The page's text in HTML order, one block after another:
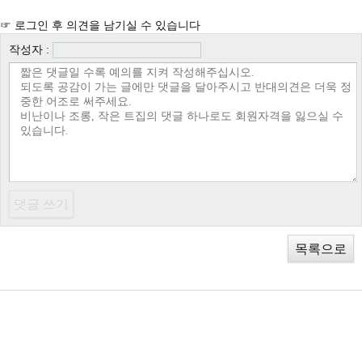
☞ 로그인 후 의견을 남기실 수 있습니다
작성자 :
목록으로